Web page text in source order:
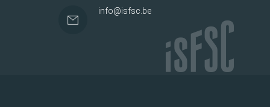
info@isfsc.be